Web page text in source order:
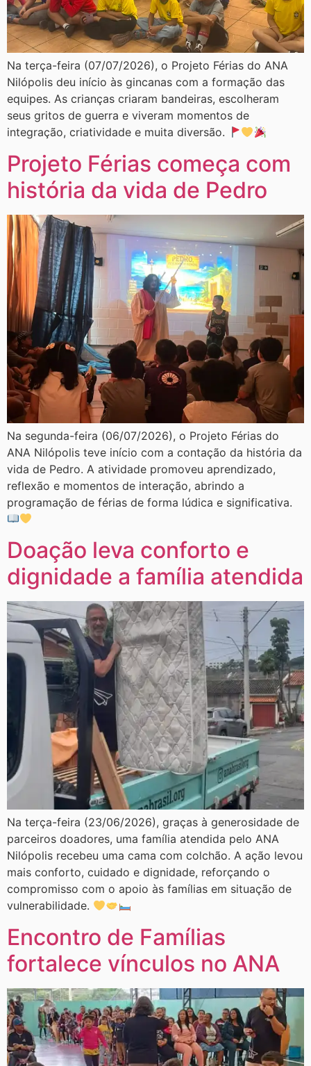
Na terça-feira (07/07/2026), o Projeto Férias do ANA
Nilópolis deu início às gincanas com a formação das
equipes. As crianças criaram bandeiras, escolheram
seus gritos de guerra e viveram momentos de
integração, criatividade e muita diversão.
Projeto Férias começa com
história da vida de Pedro
Na segunda-feira (06/07/2026), o Projeto Férias do
ANA Nilópolis teve início com a contação da história da
vida de Pedro. A atividade promoveu aprendizado,
reflexão e momentos de interação, abrindo a
programação de férias de forma lúdica e significativa.
Doação leva conforto e
dignidade a família atendida
Na terça-feira (23/06/2026), graças à generosidade de
parceiros doadores, uma família atendida pelo ANA
Nilópolis recebeu uma cama com colchão. A ação levou
mais conforto, cuidado e dignidade, reforçando o
compromisso com o apoio às famílias em situação de
vulnerabilidade.
Encontro de Famílias
fortalece vínculos no ANA